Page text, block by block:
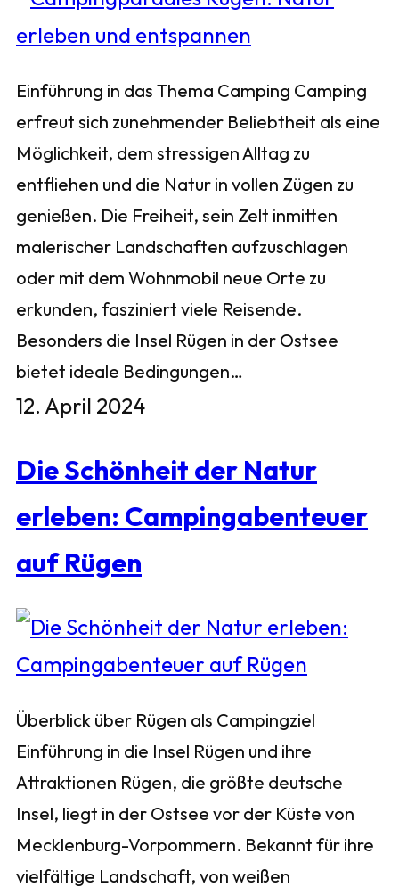
Einführung in das Thema Camping Camping
erfreut sich zunehmender Beliebtheit als eine
Möglichkeit, dem stressigen Alltag zu
entfliehen und die Natur in vollen Zügen zu
genießen. Die Freiheit, sein Zelt inmitten
malerischer Landschaften aufzuschlagen
oder mit dem Wohnmobil neue Orte zu
erkunden, fasziniert viele Reisende.
Besonders die Insel Rügen in der Ostsee
bietet ideale Bedingungen…
12. April 2024
Die Schönheit der Natur
erleben: Campingabenteuer
auf Rügen
Überblick über Rügen als Campingziel
Einführung in die Insel Rügen und ihre
Attraktionen Rügen, die größte deutsche
Insel, liegt in der Ostsee vor der Küste von
Mecklenburg-Vorpommern. Bekannt für ihre
vielfältige Landschaft, von weißen